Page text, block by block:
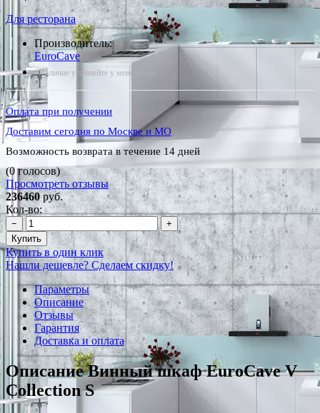
Для ресторана
Производитель:
EuroCave
*Наличие уточняйте у менеджера
Оплата при получении
Доставим сегодня по Москве и МО
Возможность возврата в течение 14 дней
(0 голосов)
Просмотреть отзывы
236460руб.
Кол-во:
−
+
Купить
Купить в один клик
Нашли дешевле? Сделаем скидку!
Параметры
Описание
Отзывы
Гарантия
Доставка и оплата
Описание Винный шкаф EuroCave V
Collection S